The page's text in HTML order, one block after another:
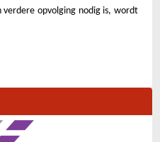
opvolging nodig is, wordt